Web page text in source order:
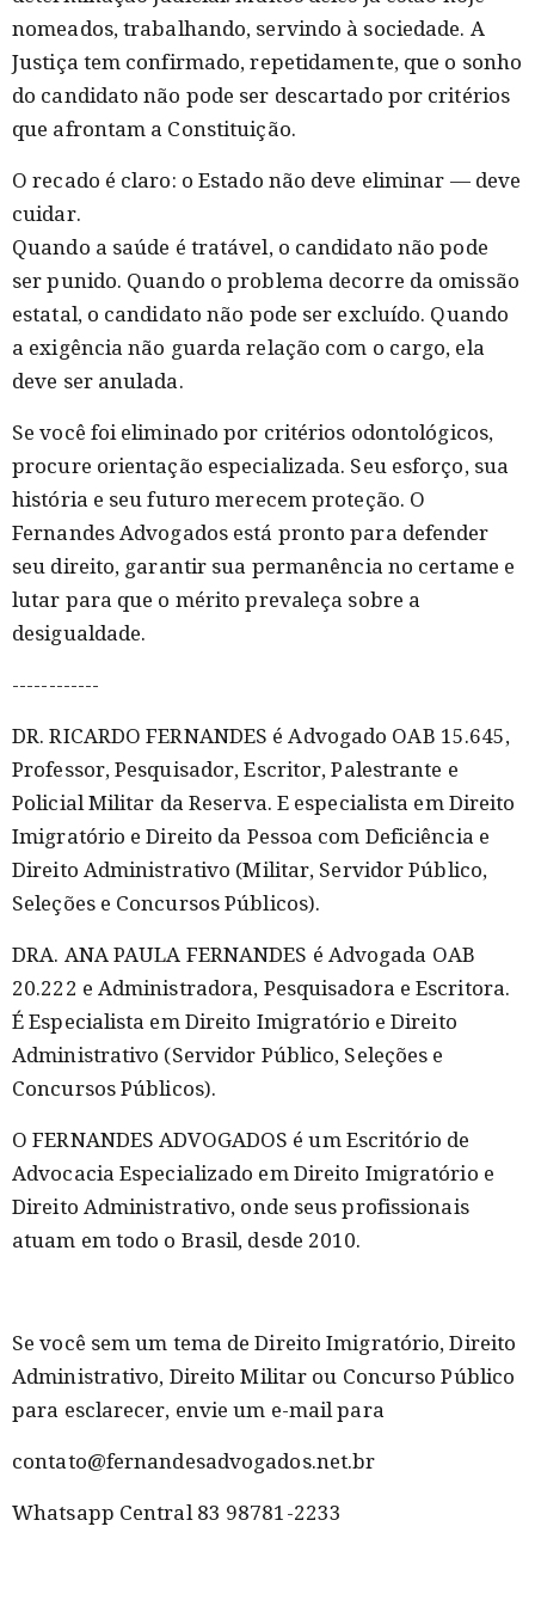
nomeados, trabalhando, servindo à sociedade. A
Justiça tem confirmado, repetidamente, que o sonho
do candidato não pode ser descartado por critérios
que afrontam a Constituição.
O recado é claro: o Estado não deve eliminar — deve
cuidar.
Quando a saúde é tratável, o candidato não pode
ser punido. Quando o problema decorre da omissão
estatal, o candidato não pode ser excluído. Quando
a exigência não guarda relação com o cargo, ela
deve ser anulada.
Se você foi eliminado por critérios odontológicos,
procure orientação especializada. Seu esforço, sua
história e seu futuro merecem proteção. O
Fernandes Advogados está pronto para defender
seu direito, garantir sua permanência no certame e
lutar para que o mérito prevaleça sobre a
desigualdade.
------------
DR. RICARDO FERNANDES é Advogado OAB 15.645,
Professor, Pesquisador, Escritor, Palestrante e
Policial Militar da Reserva. E especialista em Direito
Imigratório e Direito da Pessoa com Deficiência e
Direito Administrativo (Militar, Servidor Público,
Seleções e Concursos Públicos).
DRA. ANA PAULA FERNANDES é Advogada OAB
20.222 e Administradora, Pesquisadora e Escritora.
É Especialista em Direito Imigratório e Direito
Administrativo (Servidor Público, Seleções e
Concursos Públicos).
O FERNANDES ADVOGADOS é um Escritório de
Advocacia Especializado em Direito Imigratório e
Direito Administrativo, onde seus profissionais
atuam em todo o Brasil, desde 2010.
Se você sem um tema de Direito Imigratório, Direito
Administrativo, Direito Militar ou Concurso Público
para esclarecer, envie um e-mail para
contato@fernandesadvogados.net.br
Whatsapp Central 83 98781-2233